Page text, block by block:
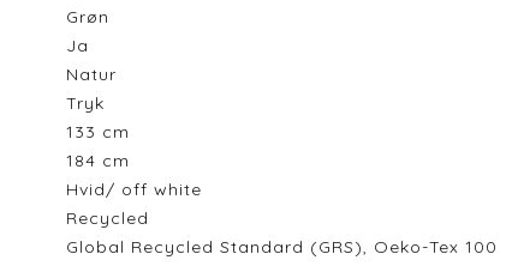
Grøn
Ja
Natur
Tryk
133 cm
184 cm
Hvid/ off white
Recycled
Global Recycled Standard (GRS), Oeko-Tex 100